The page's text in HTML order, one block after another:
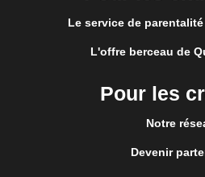
Le service de
L'offre berceau de
Pour les
Notre
Devenir